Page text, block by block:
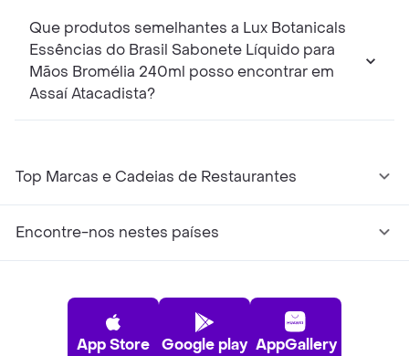
Que produtos semelhantes a Lux Botanicals
Essências do Brasil Sabonete Líquido para
Mãos Bromélia 240ml posso encontrar em
Assaí Atacadista?
Top Marcas e Cadeias de Restaurantes
Encontre-nos nestes países
App Store Google play AppGallery